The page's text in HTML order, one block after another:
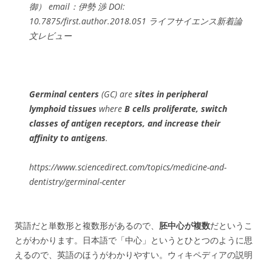
御） email：伊勢 渉 DOI:
10.7875/first.author.2018.051 ライフサイエンス新着論
文レビュー
Germinal centers (GC) are sites in peripheral
lymphoid tissues where B cells proliferate, switch
classes of antigen receptors, and increase their
affinity to antigens.
https://www.sciencedirect.com/topics/medicine-and-
dentistry/germinal-center
英語だと単数形と複数形があるので、 胚中心が複数だというこ
とがわかります。日本語で「中心」というとひとつのように思
えるので、英語のほうがわかりやすい。ウィキペディアの説明